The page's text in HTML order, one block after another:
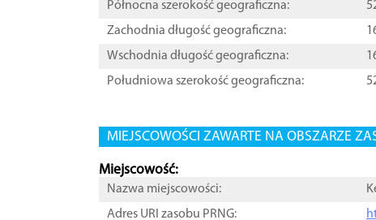
Północna szerokość geograficzna:
Zachodnia długość geograficzna:
Wschodnia długość geograficzna:
Południowa szerokość geograficzna:
MIEJSCOWOŚCI ZAWARTE NA OBSZARZE
Miejscowość:
Nazwa miejscowości:
Adres URI zasobu PRNG: